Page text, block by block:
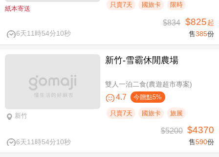
紙本寄送
只賣7天 國旅卡 限時
6天11時54分10秒
$834 $825起
售385份
新竹
新竹-雪霸休閒農場
雙人一泊二食(農遊超市專案)
4.7 今贈點5%
只賣7天 國旅卡 旅展
6天11時54分10秒
$5200 $4370
售590份